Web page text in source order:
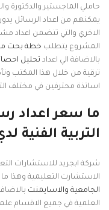
حاملي الماجستير والدكتورة
يمكنهم من اعداد الرسائل
الاخري والتي تتضمن اعداد
المشروع يتطلب خطة بحث
بالاضافة الي اعداد تحليل
ترقية من خلال هذا المكتب
اساتذة محترفين في مختلف
ما سعر اعداد
التربية الفنية
شركة ابجريد للاستشارات
الاستشارت التعليمية وهذا ما
الجامعية والاسايمنت
العلمية في جميع الاقسام